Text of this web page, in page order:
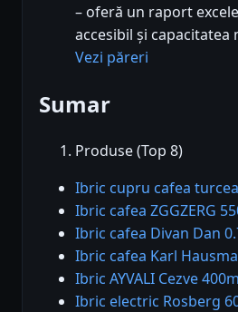
– oferă un raport
accesibil și capacitatea
Vezi păreri
Sumar
Produse (Top 8)
Ibric cupru cafea
Ibric cafea ZGGZERG
Ibric cafea Divan Dan
Ibric cafea Karl
Ibric AYVALI Cezve
Ibric electric Rosberg